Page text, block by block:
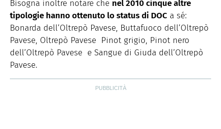
Bisogna inoltre notare che nel 2010 cinque altre
tipologie hanno ottenuto lo status di DOC a sé:
Bonarda dell’Oltrepò Pavese, Buttafuoco dell’Oltrepò
Pavese, Oltrepò Pavese Pinot grigio, Pinot nero
dell’Oltrepò Pavese e Sangue di Giuda dell’Oltrepò
Pavese.